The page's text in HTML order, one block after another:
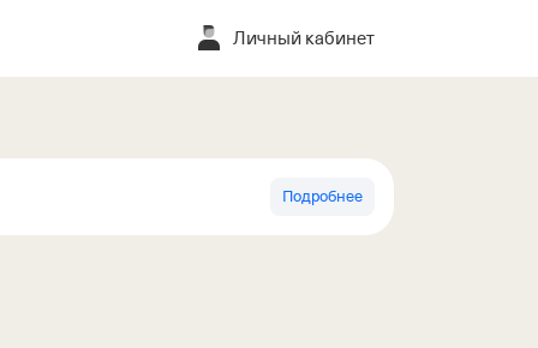
Личный кабинет
Подробнее